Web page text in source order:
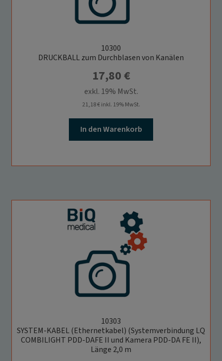
10300
DRUCKBALL zum Durchblasen von Kanälen
17,80€
exkl. 19% MwSt.
21,18€inkl. 19% MwSt.
In den Warenkorb
10303
SYSTEM-KABEL (Ethernetkabel) (Systemverbindung LQ
COMBILIGHT PDD-DAFE II und Kamera PDD-DA FE II),
Länge 2,0 m